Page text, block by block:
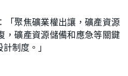
.
0
0
%
「聚焦礦業權出讓，礦產資源
，礦產資源儲備和應急等關鍵
制度。」